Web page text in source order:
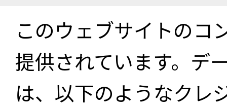
このウェブサイトのコ
提供されています。デ
は、以下のようなクレ